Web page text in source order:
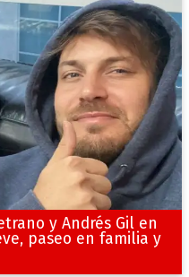
y Andrés Gil en
paseo en familia y